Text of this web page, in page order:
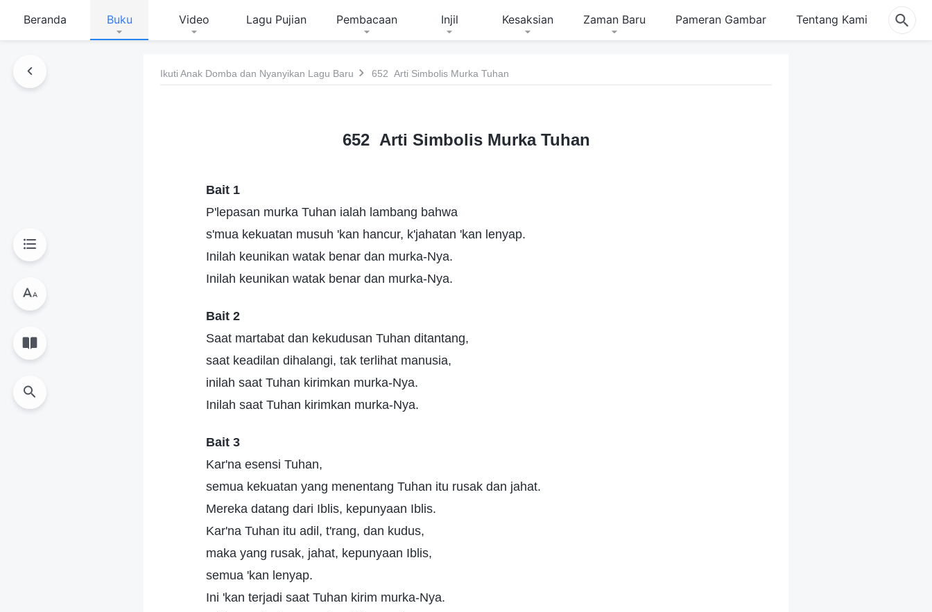
Beranda Buku Video Lagu Pujian Pembacaan Injil Kesaksian Zaman Baru Pameran Gambar Tentang Kami
Ikuti Anak Domba dan Nyanyikan Lagu Baru 652 Arti Simbolis Murka Tuhan
652 Arti Simbolis Murka Tuhan
Bait 1
P'lepasan murka Tuhan ialah lambang bahwa
s'mua kekuatan musuh 'kan hancur, k'jahatan 'kan lenyap.
Inilah keunikan watak benar dan murka-Nya.
Inilah keunikan watak benar dan murka-Nya.
Bait 2
Saat martabat dan kekudusan Tuhan ditantang,
saat keadilan dihalangi, tak terlihat manusia,
inilah saat Tuhan kirimkan murka-Nya.
Inilah saat Tuhan kirimkan murka-Nya.
Bait 3
Kar'na esensi Tuhan,
semua kekuatan yang menentang Tuhan itu rusak dan jahat.
Mereka datang dari Iblis, kepunyaan Iblis.
Kar'na Tuhan itu adil, t'rang, dan kudus,
maka yang rusak, jahat, kepunyaan Iblis,
semua 'kan lenyap.
Ini 'kan terjadi saat Tuhan kirim murka-Nya.